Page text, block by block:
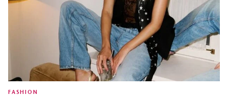
FASHION